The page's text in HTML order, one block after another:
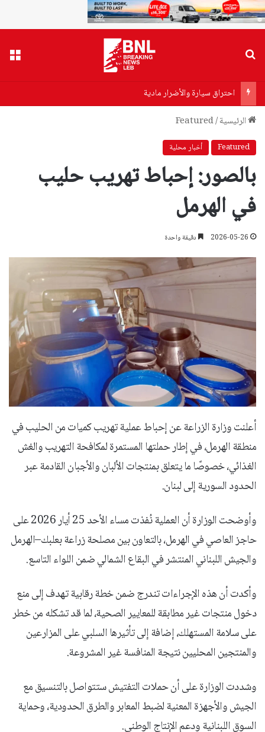
احتراق سيارة والأضرار مادية
الرئيسية/
Featured
Featured أخبار محلية
بالصور: إحباط تهريب حليب
في الهرمل
2026-05-26 دقيقة واحدة
أعلنت وزارة الزراعة عن إحباط عملية تهريب كميات من الحليب في
منطقة الهرمل، في إطار حملتها المستمرة لمكافحة التهريب والغش
الغذائي، خصوصًا ما يتعلق بمنتجات الألبان والأجبان القادمة عبر
الحدود السورية إلى لبنان.
وأوضحت الوزارة أن العملية نُفذت مساء الأحد 25 أيار 2026 على
حاجز العاصي في الهرمل، بالتعاون بين مصلحة زراعة بعلبك–الهرمل
والجيش اللبناني المنتشر في البقاع الشمالي ضمن اللواء التاسع.
وأكدت أن هذه الإجراءات تندرج ضمن خطة رقابية تهدف إلى منع
دخول منتجات غير مطابقة للمعايير الصحية، لما قد تشكله من خطر
على سلامة المستهلك، إضافة إلى تأثيرها السلبي على المزارعين
والمنتجين المحليين نتيجة المنافسة غير المشروعة.
وشددت الوزارة على أن حملات التفتيش ستتواصل بالتنسيق مع
الجيش والأجهزة المعنية لضبط المعابر والطرق الحدودية، وحماية
السوق اللبنانية ودعم الإنتاج الوطني.